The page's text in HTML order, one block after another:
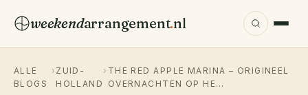
weekendarrangement.nl
ALLE
BLOGS
› ZUID-
HOLLAND
› THE RED APPLE MARINA – ORIGINEEL
OVERNACHTEN OP HE…